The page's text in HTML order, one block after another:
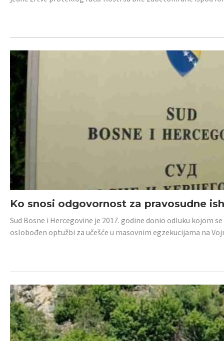
Ko snosi odgovornost za pravosudne
Sud Bosne i Hercegovine je 2017. godine donio odluku kojom
oslobođen optužbi za učešće u masovnim egzekucijama na